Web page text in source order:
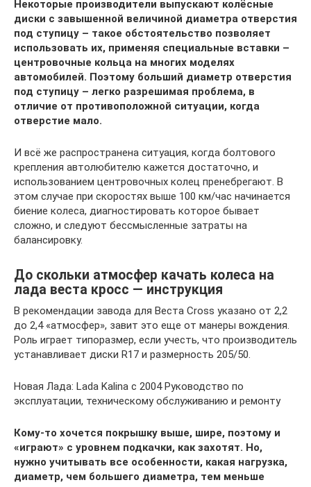
Некоторые производители выпускают колёсные
диски с завышенной величиной диаметра отверстия
под ступицу – такое обстоятельство позволяет
использовать их, применяя специальные вставки –
центровочные кольца на многих моделях
автомобилей. Поэтому больший диаметр отверстия
под ступицу – легко разрешимая проблема, в
отличие от противоположной ситуации, когда
отверстие мало.
И всё же распространена ситуация, когда болтового
крепления автолюбителю кажется достаточно, и
использованием центровочных колец пренебрегают. В
этом случае при скоростях выше 100 км/час начинается
биение колеса, диагностировать которое бывает
сложно, и следуют бессмысленные затраты на
балансировку.
До скольки атмосфер качать колеса на
лада веста кросс — инструкция
В рекомендации завода для Веста Cross указано от 2,2
до 2,4 «атмосфер», завит это еще от манеры вождения.
Роль играет типоразмер, если учесть, что производитель
устанавливает диски R17 и размерность 205/50.
Новая Лада: Lada Kalina с 2004 Руководство по
эксплуатации, техническому обслуживанию и ремонту
Кому-то хочется покрышку выше, шире, поэтому и
«играют» с уровнем подкачки, как захотят. Но,
нужно учитывать все особенности, какая нагрузка,
диаметр, чем большего диаметра, тем меньше